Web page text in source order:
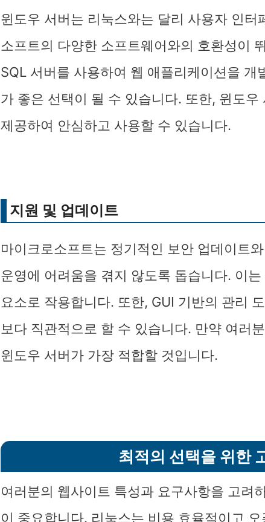
윈도우 서버는 리눅스와는 달리 사용자 인터
소프트의 다양한 소프트웨어와의 호환성이
SQL 서버를 사용하여 웹 애플리케이션을 개
가 좋은 선택이 될 수 있습니다. 또한, 윈도
제공하여 안심하고 사용할 수 있습니다.
지원 및 업데이트
마이크로소프트는 정기적인 보안 업데이트
운영에 어려움을 겪지 않도록 돕습니다. 이
요소로 작용합니다. 또한, GUI 기반의 관리
보다 직관적으로 할 수 있습니다. 만약 여러
윈도우 서버가 가장 적합할 것입니다.
최적의 선택을 위한
여러분의 웹사이트 특성과 요구사항을 고려
이 중요합니다. 리눅스는 비용 효율적이고